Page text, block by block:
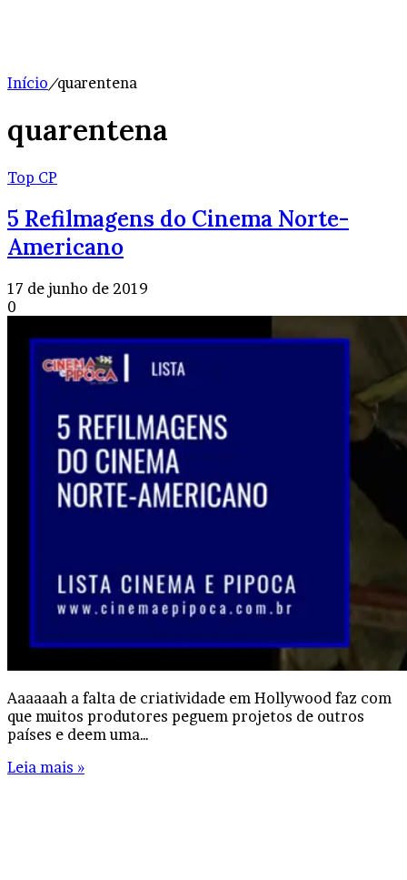
Início/quarentena
quarentena
Top CP
5 Refilmagens do Cinema Norte-
Americano
17 de junho de 2019
0
Aaaaaah a falta de criatividade em Hollywood faz com
que muitos produtores peguem projetos de outros
países e deem uma…
Leia mais »